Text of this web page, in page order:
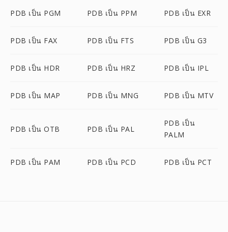
PDB เป็น PGM PDB เป็น PPM PDB เป็น EXR
PDB เป็น FAX PDB เป็น FTS PDB เป็น G3
PDB เป็น HDR PDB เป็น HRZ PDB เป็น IPL
PDB เป็น MAP PDB เป็น MNG PDB เป็น MTV
PDB เป็น OTB PDB เป็น PAL
PDB เป็น
PALM
PDB เป็น PAM PDB เป็น PCD PDB เป็น PCT